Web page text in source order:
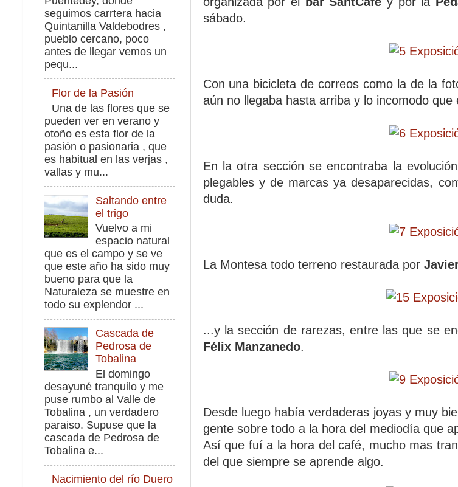
sábado.
Con una bicicleta de correos como la de la
aún no llegaba hasta arriba y lo incomodo
En la otra sección se encontraba la
plegables y de marcas ya desaparecidas,
duda.
La Montesa todo terreno restaurada por
...y la sección de rarezas, entre las que se
Félix Manzanedo.
Desde luego había verdaderas joyas y muy
gente sobre todo a la hora del mediodía que
Así que fuí a la hora del café, mucho mas
del que siempre se aprende algo.
seguimos carrtera hacia
Quintanilla Valdebodres ,
pueblo cercano, poco
antes de llegar vemos un
pequ...
Flor de la Pasión
Una de las flores que se
pueden ver en verano y
otoño es esta flor de la
pasión o pasionaria , que
es habitual en las verjas ,
vallas y mu...
Saltando entre
el trigo
Vuelvo a mi
espacio natural
que es el campo y se ve
que este año ha sido muy
bueno para que la
Naturaleza se muestre en
todo su explendor ...
Cascada de
Pedrosa de
Tobalina
El domingo
desayuné tranquilo y me
puse rumbo al Valle de
Tobalina , un verdadero
paraiso. Supuse que la
cascada de Pedrosa de
Tobalina e...
Nacimiento del río Duero